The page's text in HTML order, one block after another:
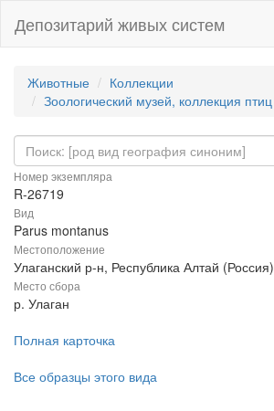
Депозитарий живых систем
Животные
Коллекции
Зоологический музей, коллекция птиц
Номер экземпляра
R-26719
Вид
Parus montanus
Местоположение
Улаганский р-н, Республика Алтай (Россия)
Место сбора
р. Улаган
Полная карточка
Все образцы этого вида